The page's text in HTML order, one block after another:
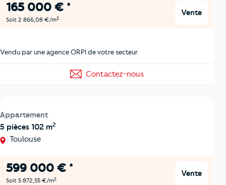
165 000 € *
Soit 2 866,08 €/m2
Vente
Vendu par une agence ORPI de votre secteur
Contactez-nous
Appartement
5 pièces 102 m2
Toulouse
599 000 € *
Soit 5 872,55 €/m2
Vente